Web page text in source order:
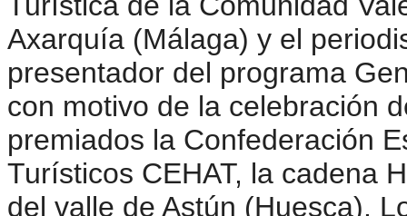
Axarquía (Málaga) y el
presentador del programa
con motivo de la celebración
premiados la Confederación
Turísticos CEHAT, la cadena
del valle de Astún (Huesca).